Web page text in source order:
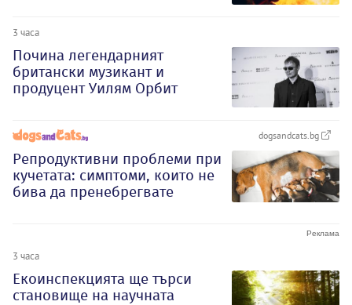
3 часа
Почина легендарният
британски музикант и
продуцент Уилям Орбит
dogsandcats.bg
Репродуктивни проблеми при
кучетата: симптоми, които не
бива да пренебрегвате
3 часа
Екоинспекцията ще търси
становище на научната